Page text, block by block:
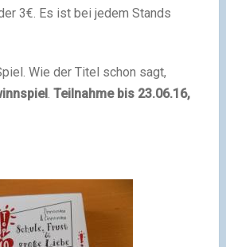
3€. Es ist bei jedem Stands
Wie der Titel schon sagt,
. Teilnahme bis 23.06.16,